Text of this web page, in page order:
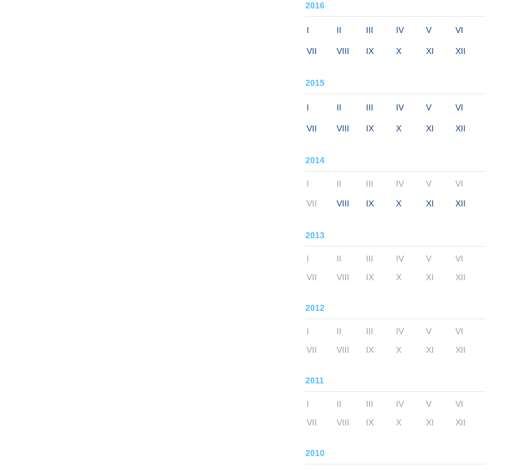
2016
I II III IV V VI
VII VIII IX X XI XII
2015
I II III IV V VI
VII VIII IX X XI XII
2014
I II III IV V VI
VII VIII IX X XI XII
2013
I II III IV V
VI
VII
VIII IX X XI XII
2012
I II III IV V
VI
VII
VIII IX X XI XII
2011
I II III IV V
VI
VII
VIII IX X XI XII
2010